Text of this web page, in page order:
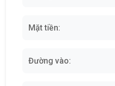
Mặt tiền:
Đường vào: